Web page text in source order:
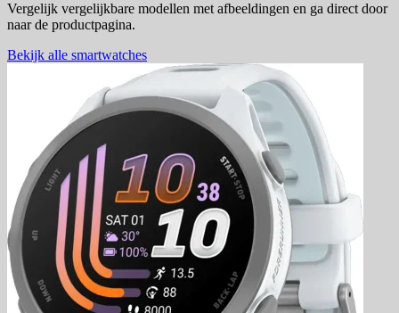
Vergelijk vergelijkbare modellen met afbeeldingen en ga direct door
naar de productpagina.
Bekijk alle smartwatches